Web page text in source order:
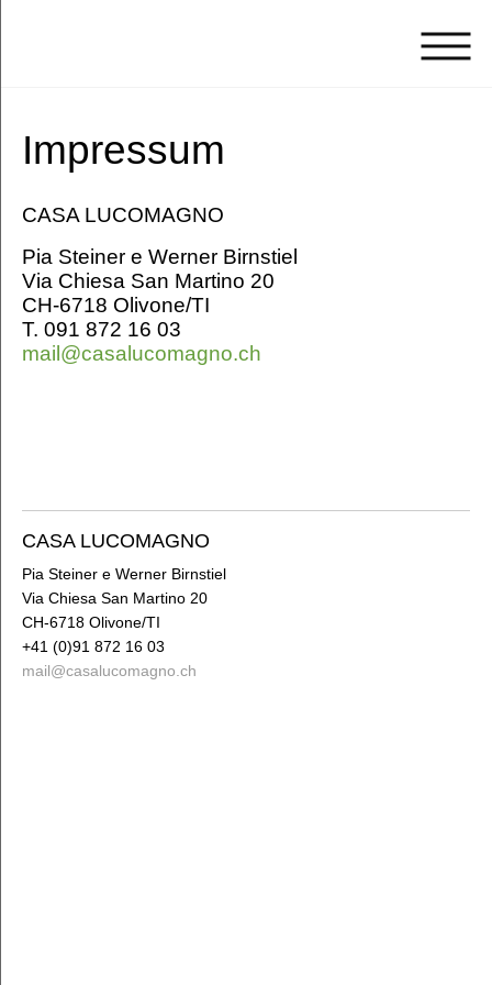
Atelier
Birnstiel
di
Downloads
Links
Aktuell
Contatto
Impressum
CASA LUCOMAGNO
Pia Steiner e Werner Birnstiel
Via Chiesa San Martino 20
CH-6718 Olivone/TI
T. 091 872 16 03
mail@casalucomagno.ch
CASA LUCOMAGNO
Pia Steiner e Werner Birnstiel
Via Chiesa San Martino 20
CH-6718 Olivone/TI
+41 (0)91 872 16 03
mail@casalucomagno ch